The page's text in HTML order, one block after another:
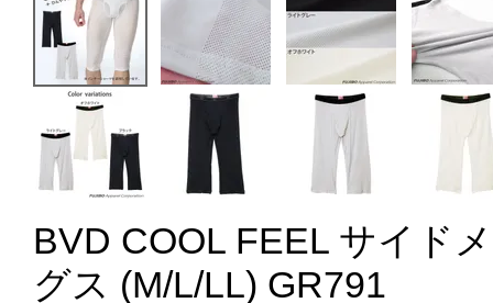
BVD COOL FEEL サイド
グス (M/L/LL) GR791